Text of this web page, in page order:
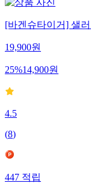
[바겐슈타이거] 샐
19,900원
25%14,900원
4.5
(8)
447적립